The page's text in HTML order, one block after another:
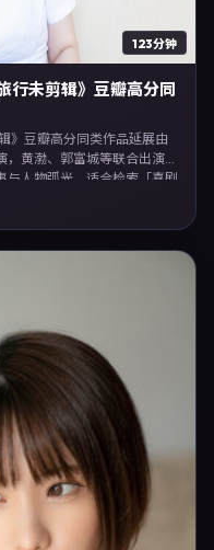
123分钟
行未剪辑》豆瓣高分同
》豆瓣高分同类作品延展由
黄渤、郭富城等联合出演。
与人物弧光，适合检索「喜剧
年8月4日完成日本摄制与